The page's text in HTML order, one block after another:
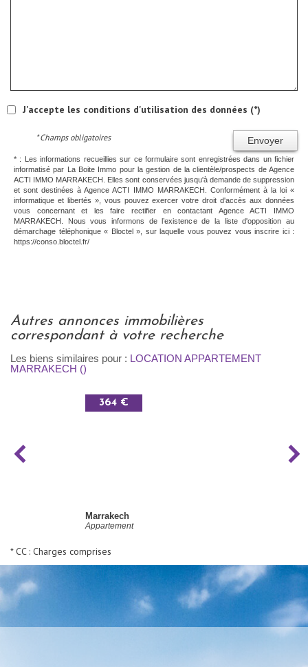
J'accepte les conditions d'utilisation des données (*)
Envoyer
* Champs obligatoires
* : Les informations recueillies sur ce formulaire sont enregistrées dans un fichier
informatisé par La Boite Immo pour la gestion de la clientèle/prospects de Agence
ACTI IMMO MARRAKECH. Elles sont conservées jusqu'à demande de suppression
et sont destinées à Agence ACTI IMMO MARRAKECH. Conformément à la loi «
informatique et libertés », vous pouvez exercer votre droit d'accès aux données
vous concernant et les faire rectifier en contactant Agence ACTI IMMO
MARRAKECH. Nous vous informons de l’existence de la liste d'opposition au
démarchage téléphonique « Bloctel », sur laquelle vous pouvez vous inscrire ici :
https://conso.bloctel.fr/
autres annonces immobilières
correspondant à votre recherche
Les biens similaires pour : LOCATION APPARTEMENT
MARRAKECH ()
364 €
Marrakech
Appartement
* CC : Charges comprises